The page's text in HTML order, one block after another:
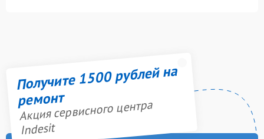
Получите 1500 рублей на
ремонт
Акция сервисного центра
Indesit